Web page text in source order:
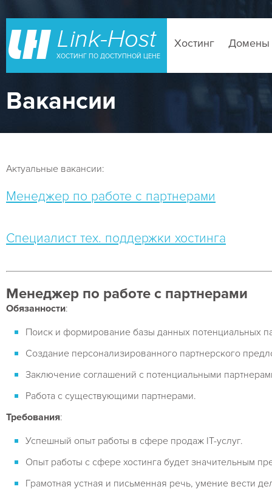
ХОСТИНГ ПО ДОСТУПНОЙ ЦЕНЕ
Хостинг Домены
Вакансии
Актуальные вакансии:
Менеджер по работе с партнерами
Специалист тех. поддержки хостинга
Менеджер по работе с партнерами
Обязанности:
Поиск и формирование базы данных потенциальных
Создание персонализированного партнерского
Заключение соглашений с потенциальными
Работа с существующими партнерами.
Требования:
Успешный опыт работы в сфере продаж IT-услуг.
Опыт работы с сфере хостинга будет значительным
Грамотная устная и письменная речь, умение вести